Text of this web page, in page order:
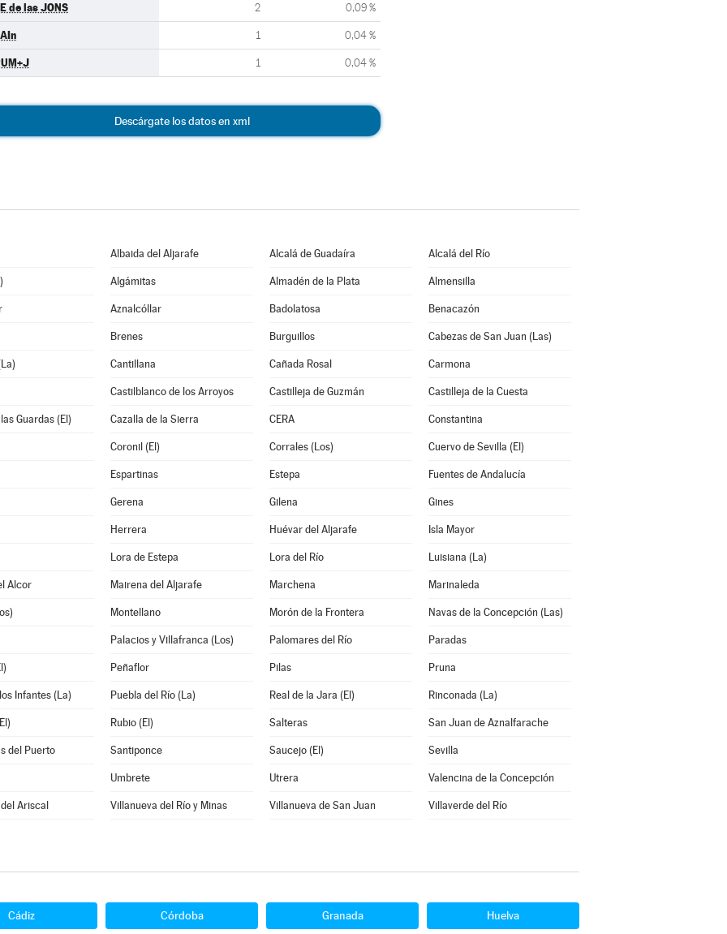
de las JONS 2 0,09 %
1 0,04 %
1 0,04 %
Descárgate los datos en xml
Albaida del Aljarafe Alcalá de Guadaíra Alcalá del Río
Algámitas Almadén de la Plata Almensilla
Aznalcóllar Badolatosa Benacazón
Brenes Burguillos Cabezas de San Juan (Las)
Cantillana Cañada Rosal Carmona
Castilblanco de los Arroyos Castilleja de Guzmán Castilleja de la Cuesta
Guardas (El) Cazalla de la Sierra CERA Constantina
Coronil (El) Corrales (Los) Cuervo de Sevilla (El)
Espartinas Estepa Fuentes de Andalucía
Gerena Gilena Gines
Herrera Huévar del Aljarafe Isla Mayor
Lora de Estepa Lora del Río Luisiana (La)
Alcor Mairena del Aljarafe Marchena Marinaleda
Montellano Morón de la Frontera Navas de la Concepción (Las)
Palacios y Villafranca (Los) Palomares del Río Paradas
Peñaflor Pilas Pruna
Infantes (La) Puebla del Río (La) Real de la Jara (El) Rinconada (La)
Rubio (El) Salteras San Juan de Aznalfarache
del Puerto Santiponce Saucejo (El) Sevilla
Umbrete Utrera Valencina de la Concepción
Ariscal Villanueva del Río y Minas Villanueva de San Juan Villaverde del Río
Cádiz Córdoba Granada Huelva